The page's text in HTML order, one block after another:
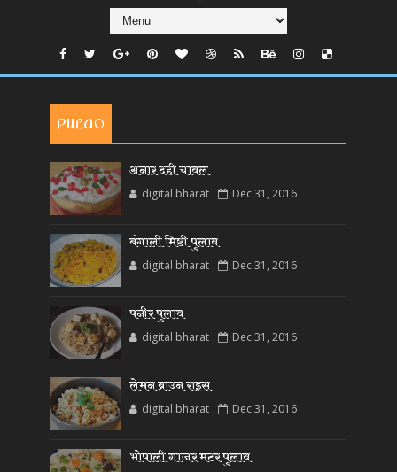
PULAO
अनार दही चावल
digital bharat Dec 31, 2016
बंगाली मिष्टी पुलाव
digital bharat Dec 31, 2016
पनीर पुलाव
digital bharat Dec 31, 2016
लेमन ब्राउन राइस
digital bharat Dec 31, 2016
भोपाली गाजर मटर पुलाव